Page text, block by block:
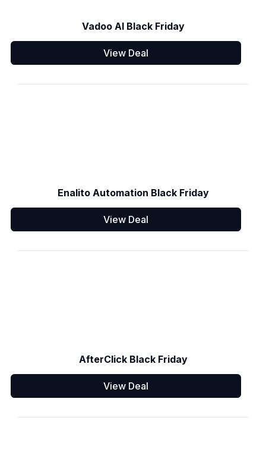
Vadoo AI Black Friday
View Deal
Enalito Automation Black Friday
View Deal
AfterClick Black Friday
View Deal